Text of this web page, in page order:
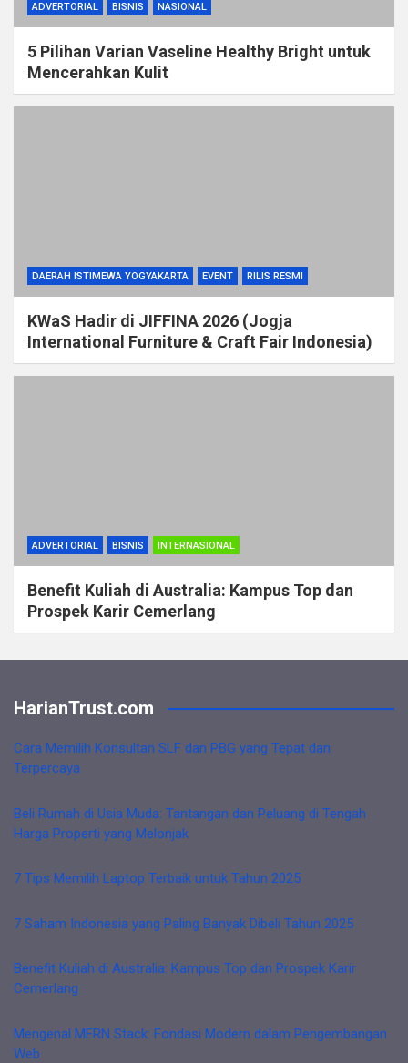
ADVERTORIAL BISNIS NASIONAL
5 Pilihan Varian Vaseline Healthy Bright untuk
Mencerahkan Kulit
DAERAH ISTIMEWA YOGYAKARTA EVENT RILIS RESMI
KWaS Hadir di JIFFINA 2026 (Jogja
International Furniture & Craft Fair Indonesia)
ADVERTORIAL BISNIS INTERNASIONAL
Benefit Kuliah di Australia: Kampus Top dan
Prospek Karir Cemerlang
HarianTrust.com
Cara Memilih Konsultan SLF dan PBG yang Tepat dan
Terpercaya
Beli Rumah di Usia Muda: Tantangan dan Peluang di Tengah
Harga Properti yang Melonjak
7 Tips Memilih Laptop Terbaik untuk Tahun 2025
7 Saham Indonesia yang Paling Banyak Dibeli Tahun 2025
Benefit Kuliah di Australia: Kampus Top dan Prospek Karir
Cemerlang
Mengenal MERN Stack: Fondasi Modern dalam Pengembangan
Web